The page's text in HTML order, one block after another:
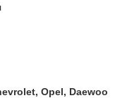
Opel, Daewoo